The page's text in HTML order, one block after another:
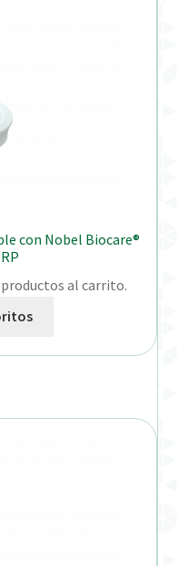
con Nobel Biocare®
al carrito.